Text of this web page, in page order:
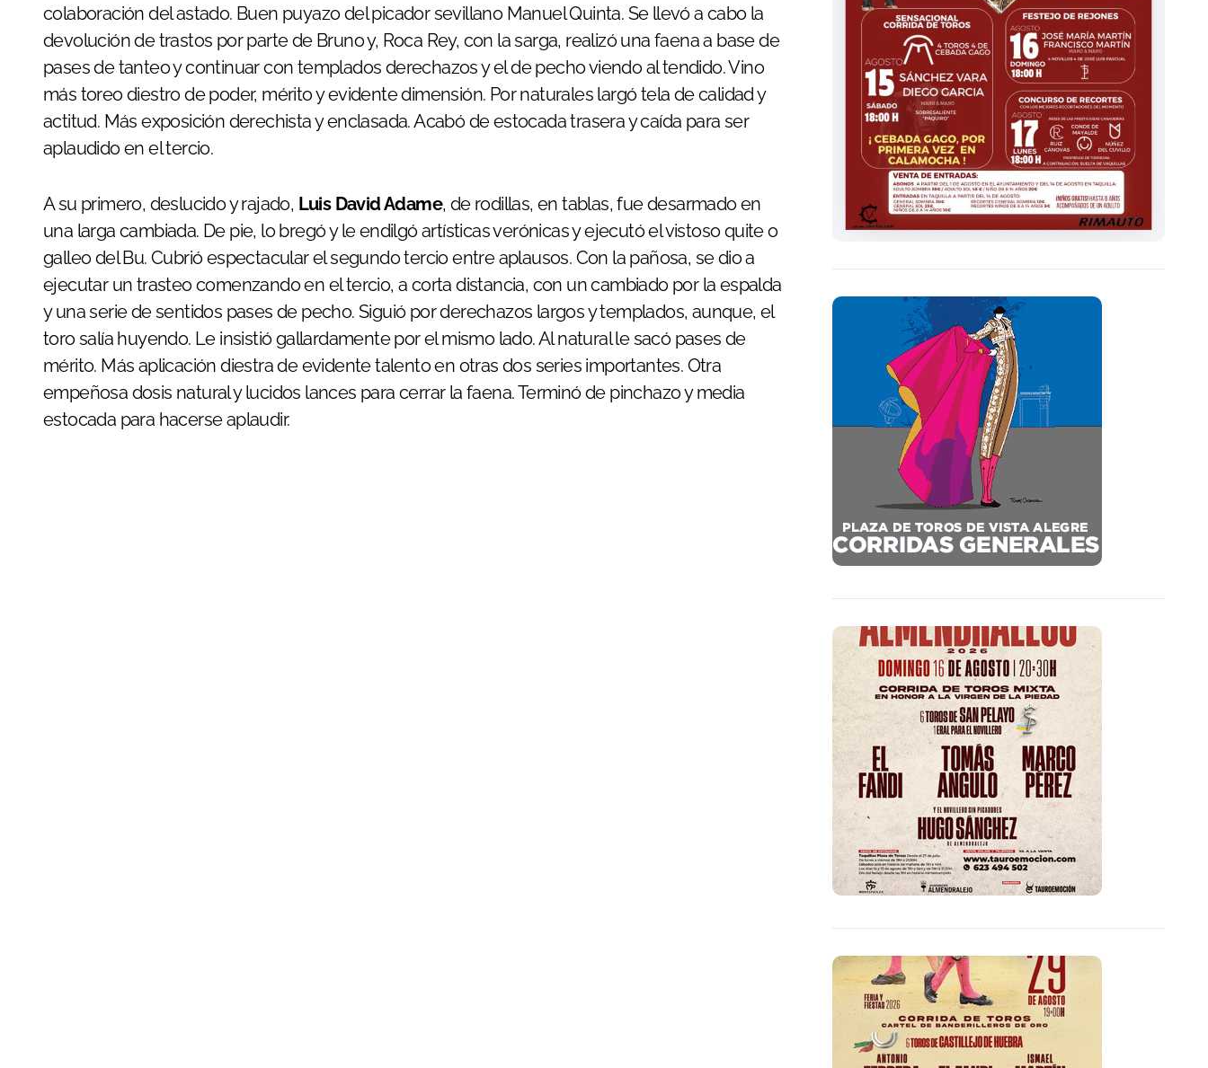
colaboración del astado. Buen puyazo del picador sevillano Manuel Quinta. Se llevó a cabo la
devolución de trastos por parte de Bruno y, Roca Rey, con la sarga, realizó una faena a base de
pases de tanteo y continuar con templados derechazos y el de pecho viendo al tendido. Vino
más toreo diestro de poder, mérito y evidente dimensión. Por naturales largó tela de calidad y
actitud. Más exposición derechista y enclasada. Acabó de estocada trasera y caída para ser
aplaudido en el tercio.
A su primero, deslucido y rajado, Luis David Adame, de rodillas, en tablas, fue desarmado en
una larga cambiada. De pie, lo bregó y le endilgó artísticas verónicas y ejecutó el vistoso quite o
galleo del Bu. Cubrió espectacular el segundo tercio entre aplausos. Con la pañosa, se dio a
ejecutar un trasteo comenzando en el tercio, a corta distancia, con un cambiado por la espalda
y una serie de sentidos pases de pecho. Siguió por derechazos largos y templados, aunque, el
toro salía huyendo. Le insistió gallardamente por el mismo lado. Al natural le sacó pases de
mérito. Más aplicación diestra de evidente talento en otras dos series importantes. Otra
empeñosa dosis natural y lucidos lances para cerrar la faena. Terminó de pinchazo y media
estocada para hacerse aplaudir.